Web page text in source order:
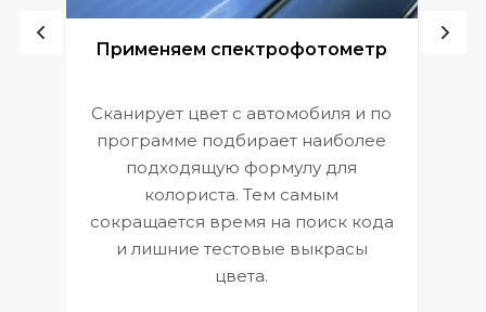
Применяем спектрофотометр
Сканирует цвет с автомобиля и по
программе подбирает наиболее
подходящую формулу для
колориста. Тем самым
сокращается время на поиск кода
и лишние тестовые выкрасы
цвета.